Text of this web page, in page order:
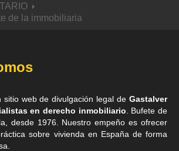
de la immobiliaria
sitio web de divulgación legal de Gastalver
en derecho inmobiliario . Bufete de
, desde 1976. Nuestro empeño es ofrecer
sobre vivienda en España de forma